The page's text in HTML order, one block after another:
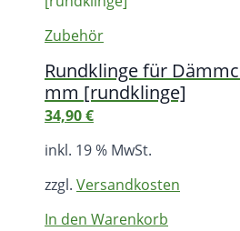
Zubehör
Rundklinge für
mm [rundklinge]
34,90€
inkl. 19 % MwSt.
zzgl. Versandkosten
In den Warenkorb